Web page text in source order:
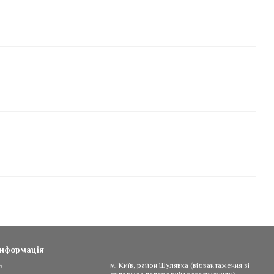
м. Київ, район Шулявка (відвантаження зі